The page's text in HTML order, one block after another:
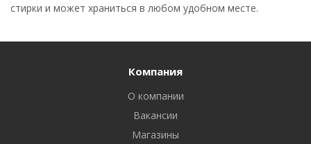
стирки и может храниться в любом удобном месте.
Компания
О компании
Вакансии
Магазины